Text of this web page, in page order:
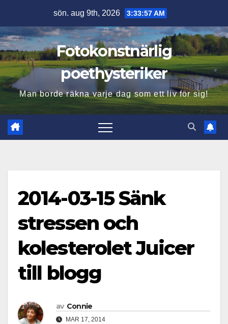
innehåll
sön. aug 9th, 2026 3:33:58 AM
Fotokonstnärlig
poethysteriker
Man borde räkna varje dag som ett liv för sig!
2014-03-15 Sänk
stressen och
kolesterolet Juicer
till blogg
av Connie
MAR 17, 2014